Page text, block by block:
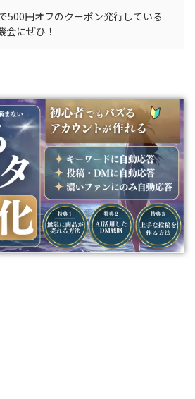
500円オフのクーポン発行している
会にぜひ！